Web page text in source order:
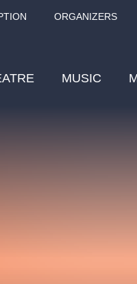
ORGANIZERS
MUSIC